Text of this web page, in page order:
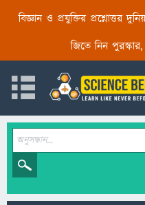
বিজ্ঞান ও প্রযুক্তির প্রশ্নোত্তর
জিতে নিন পুরস্কার,